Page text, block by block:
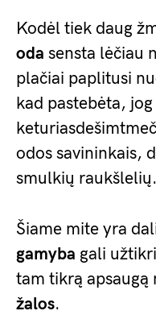
Kodėl tiek daug
oda sensta lėčiau
plačiai paplitusi
kad pastebėta,
odos savininkais,
smulkių raukšlelių.
Šiame mite yra
gamyba gali
tam tikrą apsaugą
žalos.